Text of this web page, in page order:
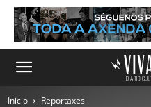
Inicio Reportaxes